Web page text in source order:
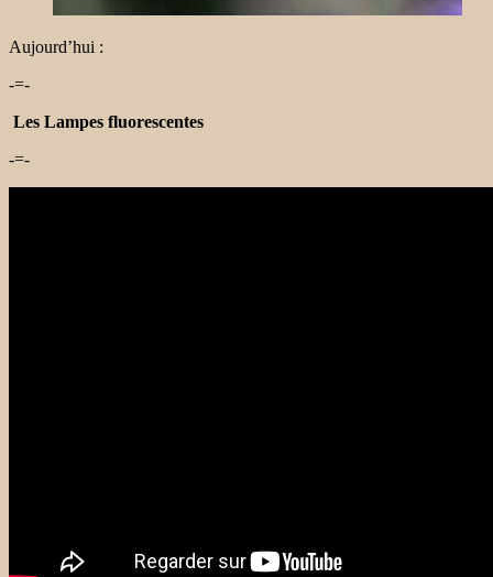
Aujourd’hui :
-=-
Les Lampes fluorescentes
-=-